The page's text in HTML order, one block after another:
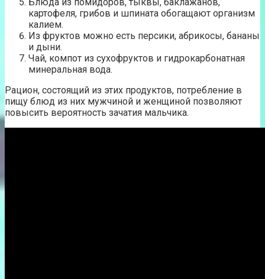
картофеля, грибов и шпината обогащают организм
калием.
Из фруктов можно есть персики, абрикосы, бананы
и дыни.
Чай, компот из сухофруктов и гидрокарбонатная
минеральная вода.
Рацион, состоящий из этих продуктов, потребление в
пищу блюд из них мужчиной и женщиной позволяют
повысить вероятность зачатия мальчика.